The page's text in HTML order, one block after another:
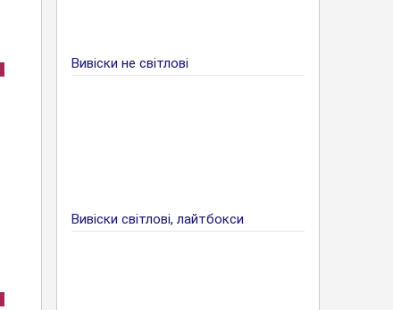
Вивіски не світлові
Вивіски світлові, лайтбокси